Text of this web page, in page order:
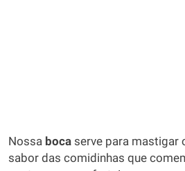
Nossa boca serve para mastigar
sabor das comidinhas que